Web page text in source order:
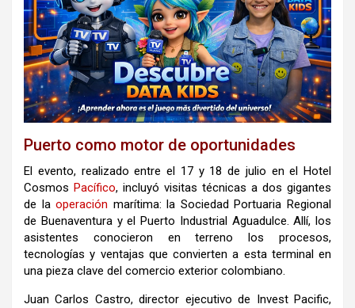
Puerto como motor de oportunidades
El evento, realizado entre el 17 y 18 de julio en el Hotel
Cosmos Pacífico, incluyó visitas técnicas a dos gigantes
de laoperación marítima: la Sociedad Portuaria Regional
de Buenaventura y el Puerto Industrial Aguadulce. Allí, los
asistentes conocieron en terreno los procesos,
tecnologías y ventajas que convierten a esta terminal en
una pieza clave del comercio exterior colombiano.
Juan Carlos Castro, director ejecutivo de Invest Pacific,